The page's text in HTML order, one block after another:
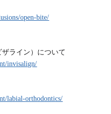
open-bite/
ライン）について
invisalign/
labial-orthodontics/